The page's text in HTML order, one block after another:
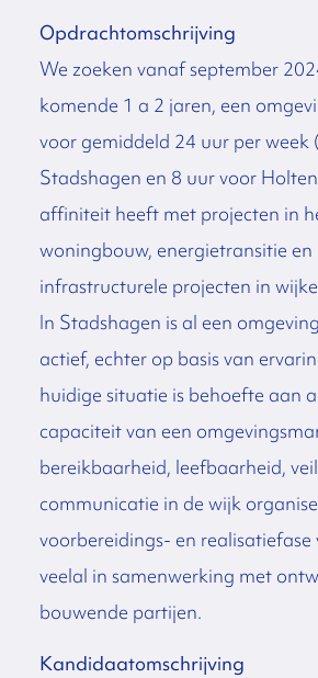
Opdrachtomschrijving
We zoeken vanaf september
komende 1 a 2 jaren, een
voor gemiddeld 24 uur per week
Stadshagen en 8 uur voor
affiniteit heeft met projecten in
woningbouw, energietransitie
infrastructurele projecten in
In Stadshagen is al een
actief, echter op basis van
huidige situatie is behoefte aan
capaciteit van een
bereikbaarheid, leefbaarheid,
communicatie in de wijk
voorbereidings- en realisatiefase
veelal in samenwerking met
bouwende partijen.
Kandidaatomschrijving